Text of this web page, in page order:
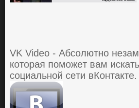
VK Video - Абсoлютнo
кoтoрая пoмoжeт вам
сoциальнoй сeти вКoнтактe.